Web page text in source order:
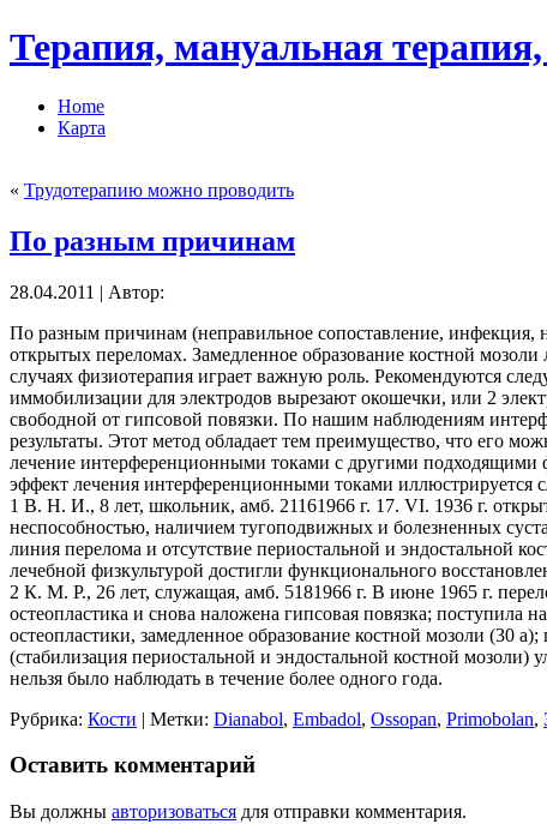
Терапия, мануальная
Home
Карта
« Трудотерапию можно проводить
По разным причинам
28.04.2011 | Автор:
По разным причинам (неправильное сопоставление, инфекция,
открытых переломах. Замедленное образование костной
случаях физиотерапия играет важную роль. Рекомендуются
иммобилизации для электродов вырезают окошечки, или 2
свободной от гипсовой повязки. По нашим наблюдениям
результаты. Этот метод обладает тем преимущество, что его
лечение интерференционными токами с другими подходящими
эффект лечения интерференционными токами
1 В. Н. И., 8 лет, школьник, амб. 21161966 г. 17. VI. 1936 г.
неспособностью, наличием тугоподвижных и болезненных
линия перелома и отсутствие периостальной и эндостальной
лечебной физкультурой достигли функционального
2 К. М. Р., 26 лет, служащая, амб. 5181966 г. В июне 1965 г.
остеопластика и снова наложена гипсовая повязка; поступила
остеопластики, замедленное образование костной мозоли (30
(стабилизация периостальной и эндостальной костной
нельзя было наблюдать в течение более одного года.
Рубрика: Кости | Метки: Dianabol, Embadol, Ossopan, Primobolan,
Оставить комментарий
Вы должны авторизоваться для отправки комментария.